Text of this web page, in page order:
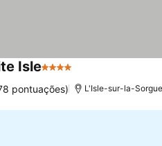
Isle4 Estrelas
pontuações) L'Isle-sur-la-